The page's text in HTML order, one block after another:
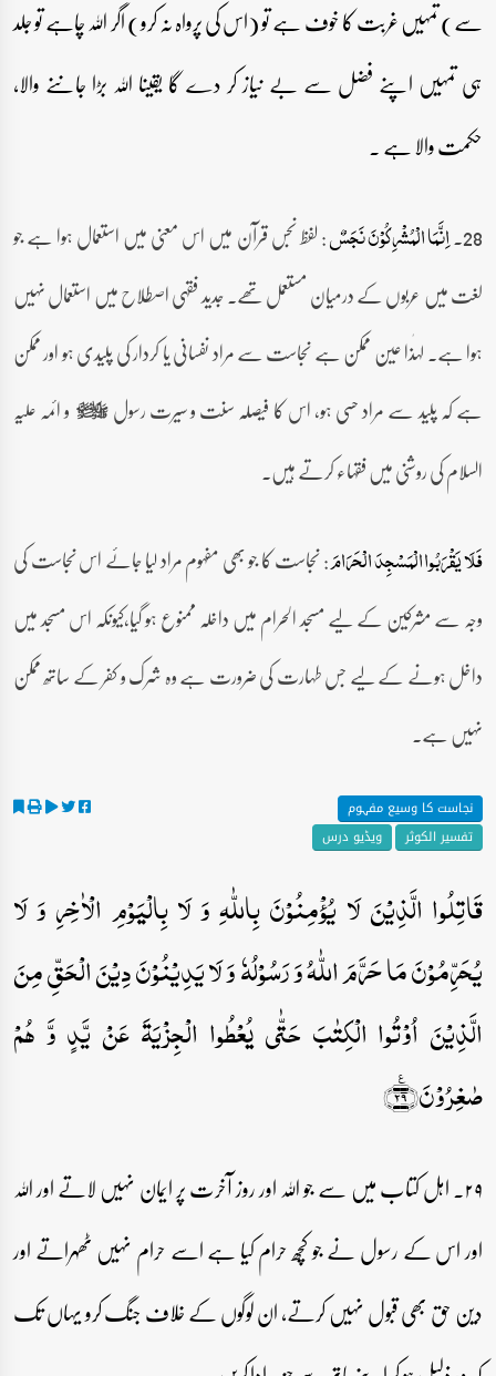
سے) تمہیں غربت کا خوف ہے تو (اس کی پرواہ نہ کرو) اگر اللہ چاہے تو جلد
ہی تمہیں اپنے فضل سے بے نیاز کر دے گا یقینا اللہ بڑا جاننے والا،
حکمت والا ہے ۔
28۔ اِنَّمَا الۡمُشۡرِکُوۡنَ نَجَسٌ: لفظ نجس قرآن میں اس معنی میں استعمال ہوا ہے جو
لغت میں عربوں کے درمیان مستعمل تھے۔ جدید فقہی اصطلاح میں استعمال نہیں
ہوا ہے۔ لہٰذا عین ممکن ہے نجاست سے مراد نفسانی یا کردار کی پلیدی ہو اور ممکن
ہے کہ پلید سے مراد حسی ہو، اس کا فیصلہ سنت و سیرت رسول صلى‌الله‌عليه‌وآله‌وسلم و ائمہ علیہ
السلام کی روشنی میں فقہاء کرتے ہیں۔
فَلَا یَقۡرَبُوا الۡمَسۡجِدَ الۡحَرَامَ: نجاست کا جو بھی مفہوم مراد لیا جائے اس نجاست کی
وجہ سے مشرکین کے لیے مسجد الحرام میں داخلہ ممنوع ہو گیا،کیونکہ اس مسجد میں
داخل ہونے کے لیے جس طہارت کی ضرورت ہے وہ شرک و کفر کے ساتھ ممکن
نہیں ہے۔
نجاست کا وسیع مفہوم
تفسیر الکوثر
ویڈیو درس
قَاتِلُوا الَّذِیۡنَ لَا یُؤۡمِنُوۡنَ بِاللّٰہِ وَ لَا بِالۡیَوۡمِ الۡاٰخِرِ وَ لَا
یُحَرِّمُوۡنَ مَا حَرَّمَ اللّٰہُ وَ رَسُوۡلُہٗ وَ لَا یَدِیۡنُوۡنَ دِیۡنَ الۡحَقِّ مِنَ
الَّذِیۡنَ اُوۡتُوا الۡکِتٰبَ حَتّٰی یُعۡطُوا الۡجِزۡیَۃَ عَنۡ ‌یَّدٍ وَّ ہُمۡ
صٰغِرُوۡنَ﴿٪۲۹﴾
۲۹۔ اہل کتاب میں سے جو اللہ اور روز آخرت پر ایمان نہیں لاتے اور اللہ
اور اس کے رسول نے جو کچھ حرام کیا ہے اسے حرام نہیں ٹھہراتے اور
دین حق بھی قبول نہیں کرتے، ان لوگوں کے خلاف جنگ کرو یہاں تک